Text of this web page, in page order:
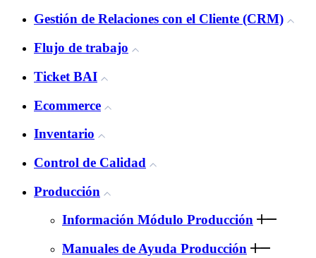
Gestión de Relaciones con el Cliente (CRM)
Flujo de trabajo
Ticket BAI
Ecommerce
Inventario
Control de Calidad
Producción
Información Módulo Producción
Manuales de Ayuda Producción